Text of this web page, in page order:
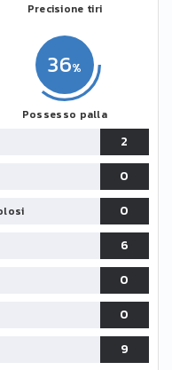
36
Possesso palla
Precisione tiri
2
0
0
6
0
0
9